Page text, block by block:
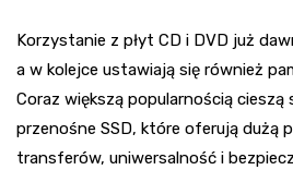
Korzystanie z płyt CD i DVD już
a w kolejce ustawiają się również
Coraz większą popularnością cieszą
przenośne SSD, które oferują dużą
transferów, uniwersalność i